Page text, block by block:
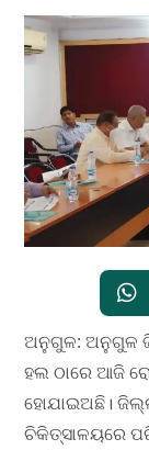
ଅନୁଗୁଳ: ଅନୁଗୁଳ
ହଲ ଠାରେ ଆଜି
ହୋଯାଇଅଛି।
ଚିକିତ୍ସାଳୟରେ